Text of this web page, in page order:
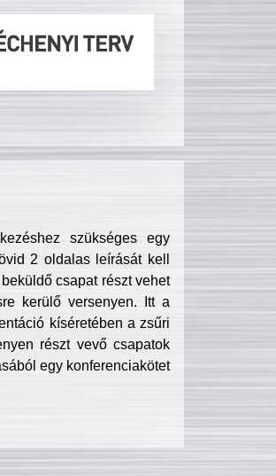
szükséges egy
2 oldalas leírását kell
csapat részt vehet
kerülő versenyen. Itt a
kíséretében a zsűri
részt vevő csapatok
egy konferenciakötet